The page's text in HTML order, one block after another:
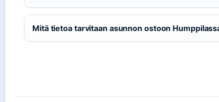
Mitä tietoa tarvitaan asunnon ostoon